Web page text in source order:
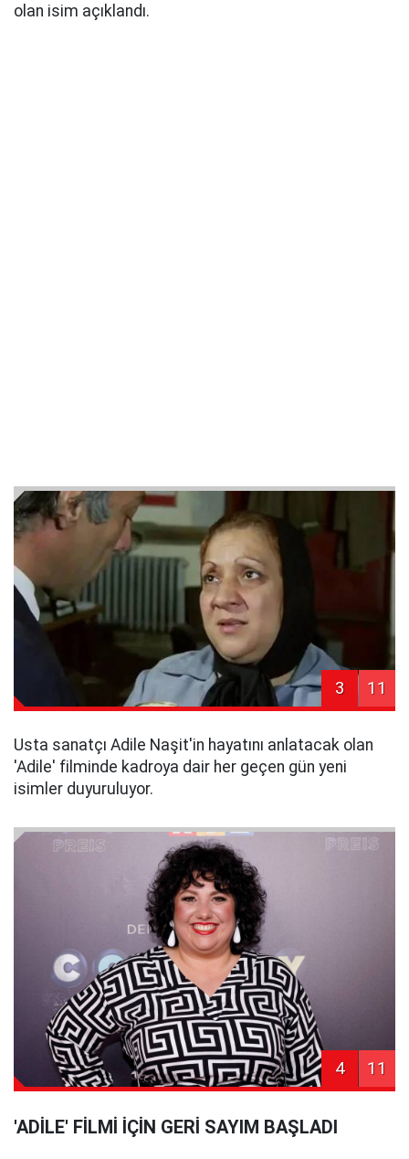
olan isim açıklandı.
3 11
Usta sanatçı Adile Naşit'in hayatını anlatacak olan
'Adile' filminde kadroya dair her geçen gün yeni
isimler duyuruluyor.
4 11
'ADİLE' FİLMİ İÇİN GERİ SAYIM BAŞLADI